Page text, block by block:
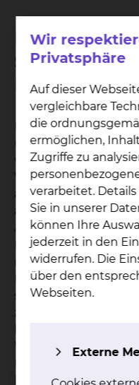
Sparpläne
Prof. Dr. Hammerer
und das in ihn
wir mehr denn je vor
Veränderungen im
aktuellen Sparpläne
auch im Gebiet
Auswirkungen auf
Patientinnen und
müssen wir,
Krankenhausreform,
stärken und
zukünftigen
Weiterbildung zum
besonders
Wir
Privatsphäre
Auf dieser
vergleichbare
die
ermöglichen,
Zugriffe zu
verarbeitet.
Sie in unserer
können Ihre
jederzeit in den
widerrufen. Die
über den
Webseiten.
Externe